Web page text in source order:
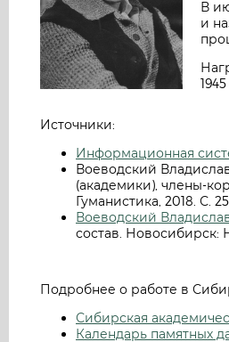
В
и
1945
Источники:
Информационная
Воеводский
(академики), члены-
Гуманистика, 2018. С.
Воеводский
состав. Новосибирск:
Подробнее о работе в
Сибирская
Календарь памятных